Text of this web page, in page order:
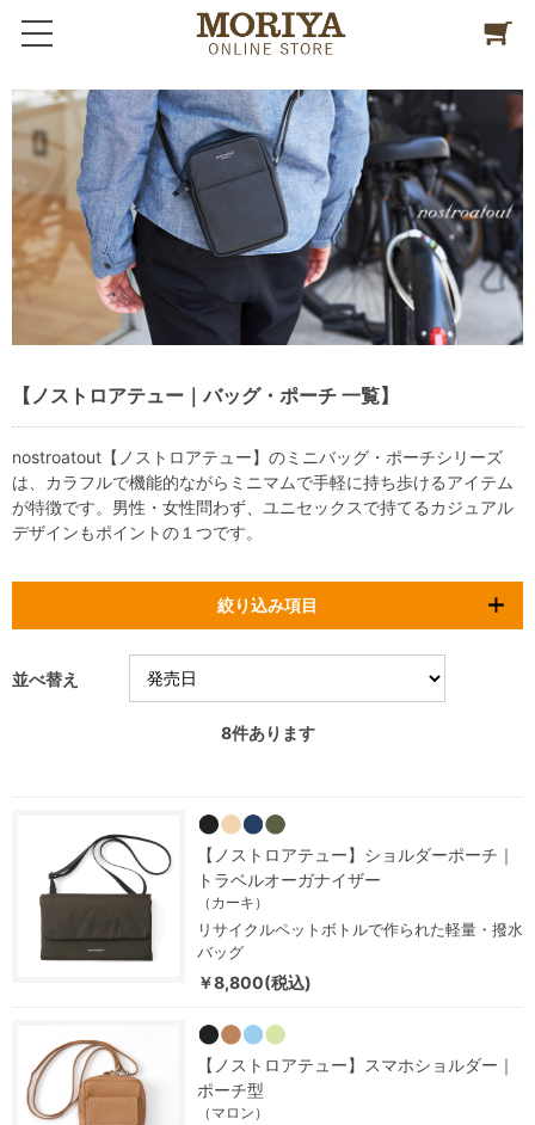
【ノストロアテュー｜バッグ・ポーチ 一覧】
nostroatout【ノストロアテュー】のミニバッグ・ポーチシリーズ
は、カラフルで機能的ながらミニマムで手軽に持ち歩けるアイテム
が特徴です。男性・女性問わず、ユニセックスで持てるカジュアル
デザインもポイントの１つです。
絞り込み項目
並べ替え
8件あります
【ノストロアテュー】ショルダーポーチ｜
トラベルオーガナイザー
（カーキ）
リサイクルペットボトルで作られた軽量・撥水
バッグ
￥8,800(税込)
【ノストロアテュー】スマホショルダー｜
ポーチ型
（マロン）